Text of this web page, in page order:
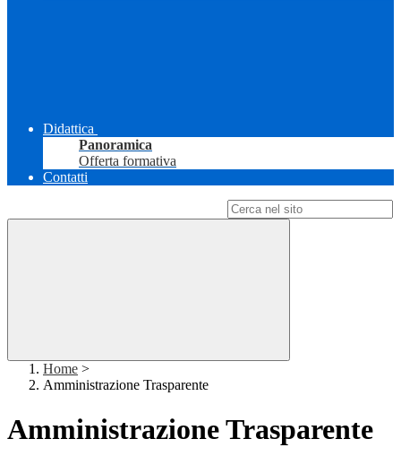
Didattica
Panoramica
Offerta formativa
Contatti
Home >
Amministrazione Trasparente
Amministrazione Trasparente